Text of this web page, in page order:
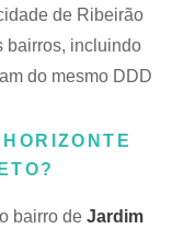
de Ribeirão
bairros, incluindo
do mesmo DDD
bairro de Jardim